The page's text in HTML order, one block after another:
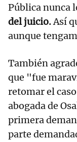
Pública nunca
del juicio.Así
aunque
También
que "fue
retomar el
abogada de
primera
parte